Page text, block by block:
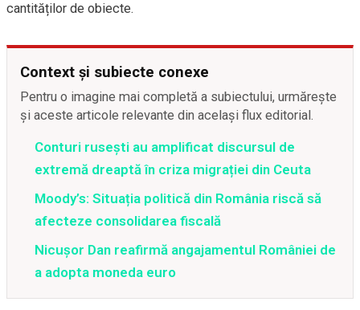
cantităților de obiecte.
Context și subiecte conexe
Pentru o imagine mai completă a subiectului, urmărește
și aceste articole relevante din același flux editorial.
Conturi rusești au amplificat discursul de
extremă dreaptă în criza migrației din Ceuta
Moody’s: Situația politică din România riscă să
afecteze consolidarea fiscală
Nicușor Dan reafirmă angajamentul României de
a adopta moneda euro